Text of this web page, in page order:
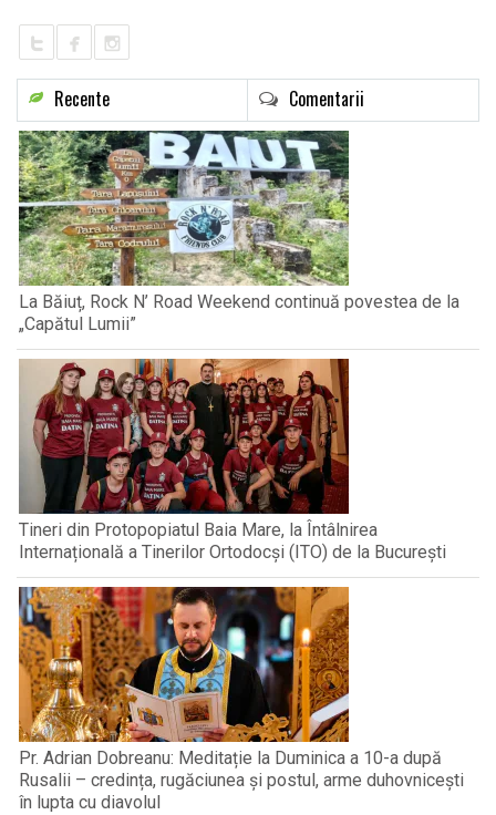
Recente Comentarii
La Băiuț, Rock N’ Road Weekend continuă povestea de la
„Capătul Lumii”
Tineri din Protopopiatul Baia Mare, la Întâlnirea
Internațională a Tinerilor Ortodocși (ITO) de la București
Pr. Adrian Dobreanu: Meditație la Duminica a 10-a după
Rusalii – credința, rugăciunea și postul, arme duhovnicești
în lupta cu diavolul